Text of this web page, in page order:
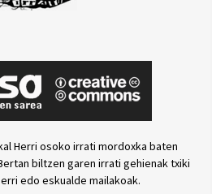
Herri osoko irrati mordoxka baten
biltzen garen irrati gehienak txiki
edo eskualde mailakoak.